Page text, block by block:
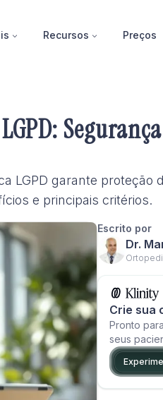
Recursos Preços
LGPD garante proteção
e principais critérios.
Escrito por
Dr.
Crie sua
Pronto
seus